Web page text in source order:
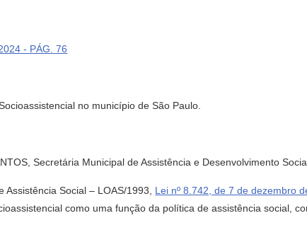
- PÁG. 76
no município de São Paulo.
Secretária Municipal de Assistência e Desenvolvimento
Assistência Social – LOAS/1993, Lei nº 8.742, de 7 de dezembro
como uma função da política de assistência social,